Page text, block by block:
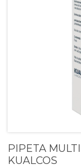
PIPETA
KUALCOS